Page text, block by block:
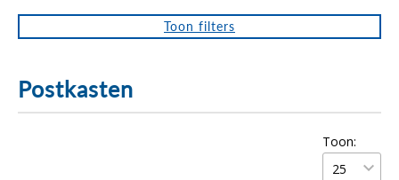
Toon filters
Postkasten
Toon: